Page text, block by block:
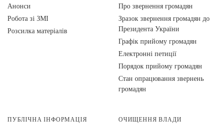
Анонси
Робота зі ЗМІ
Розсилка матеріалів
Про звернення громадян
Зразок звернення громадян до
Президента України
Графік прийому громадян
Електронні петиції
Порядок прийому громадян
Стан опрацювання звернень
громадян
ПУБЛІЧНА ІНФОРМАЦІЯ ОЧИЩЕННЯ ВЛАДИ